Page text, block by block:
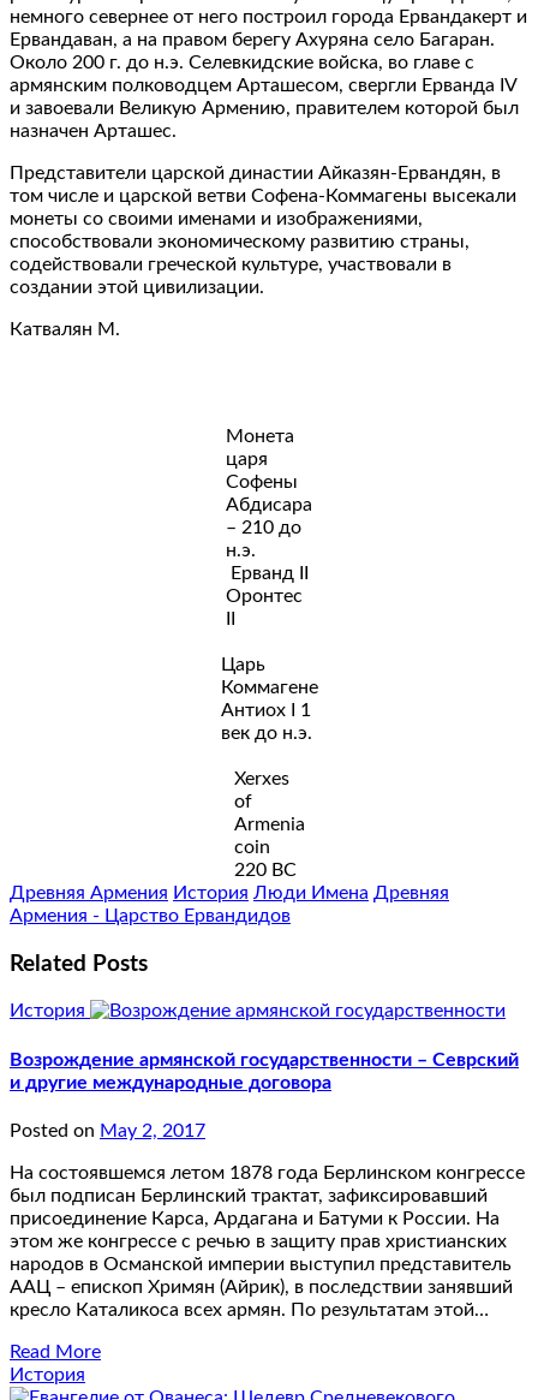
немного севернее от него построил города Ервандакерт и
Ервандаван, а на правом берегу Ахуряна село Багаран.
Около 200 г. до н.э. Селевкидские войска, во главе с
армянским полководцем Арташесом, свергли Ерванда ΙV
и завоевали Великую Армению, правителем которой был
назначен Арташес.
Представители царской династии Айказян-Ервандян, в
том числе и царской ветви Софена-Коммагены высекали
монеты со своими именами и изображениями,
способствовали экономическому развитию страны,
содействовали греческой культуре, участвовали в
создании этой цивилизации.
Катвалян М.
Монета
царя
Софены
Абдисара
– 210 до
н.э.
Ерванд II
Оронтес
Царь
Коммагене
Антиох I 1
век до н.э.
Xerxes
of
Armenia
coin
220 BC
Древняя Армения История Люди Имена Древняя
Армения - Царство Ервандидов
Related Posts
История
Возрождение армянской государственности – Севрский
и другие международные договора
Posted on May 2, 2017
На состоявшемся летом 1878 года Берлинском конгрессе
был подписан Берлинский трактат, зафиксировавший
присоединение Карса, Ардагана и Батуми к России. На
этом же конгрессе с речью в защиту прав христианских
народов в Османской империи выступил представитель
ААЦ – епископ Хримян (Айрик), в последствии занявший
кресло Каталикоса всех армян. По результатам этой…
Read More
История